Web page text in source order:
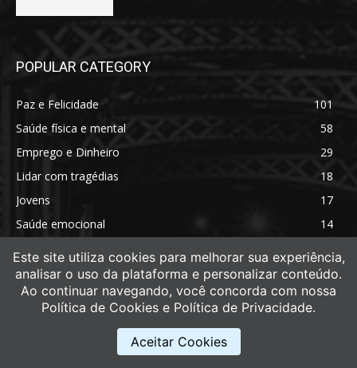
POPULAR CATEGORY
Paz e Felicidade
101
Saúde física e mental
58
Emprego e Dinheiro
29
Lidar com tragédias
18
Jovens
17
Saúde emocional
14
Este site utiliza cookies para melhorar sua experiência,
analisar o uso da plataforma e personalizar conteúdo.
Ao continuar navegando, você concorda com nossa
Política de Cookies e Política de Privacidade.
Aceitar Cookies